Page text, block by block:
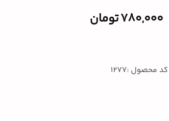
780,000تومان
کد محصول :1277